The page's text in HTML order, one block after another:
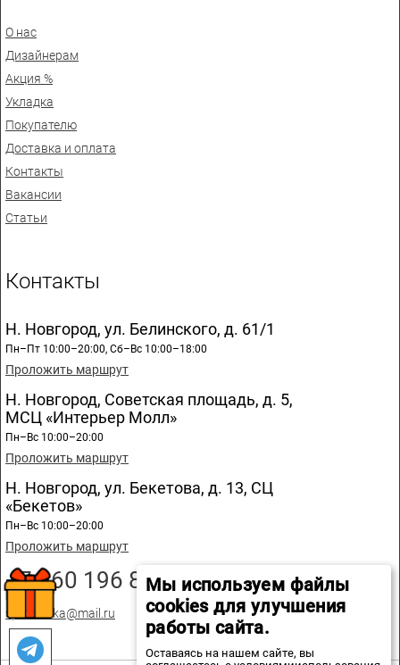
О нас
Дизайнерам
Акция %
Укладка
Покупателю
Доставка и оплата
Контакты
Вакансии
Статьи
Контакты
Н. Новгород, ул. Белинского, д. 61/1
Пн–Пт 10:00–20:00, Сб–Вс 10:00–18:00
Проложить маршрут
Н. Новгород, Советская площадь, д. 5,
МСЦ «Интерьер Молл»
Пн–Вс 10:00–20:00
Проложить маршрут
Н. Новгород, ул. Бекетова, д. 13, СЦ
«Бекетов»
Пн–Вс 10:00–20:00
Проложить маршрут
+7 960 196 89 20
spmozaika@mail.ru
Мы используем файлы
cookies для улучшения
работы сайта.
Оставаясь на нашем сайте, вы